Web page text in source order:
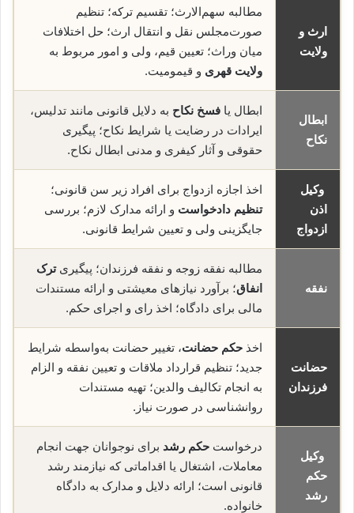
ارث و
ولایت
مطالبه سهم‌الارث؛ تقسیم ترکه؛ تنظیم
صورت‌مجلس نقل و انتقال ارث؛ حل اختلافات
میان وراث؛ تعیین قیم، ولی و امور مربوط به
ولایت قهری و قیمومیت.
ابطال
نکاح
ابطال یا فسخ نکاح به دلایل قانونی مانند تدلیس،
ایرادات در رضایت یا شرایط نکاح؛ پیگیری
حقوقی و آثار کیفری و مدنی ابطال نکاح.
وکیل
اذن
ازدواج
اخذ اجازه ازدواج برای افراد زیر سن قانونی؛
تنظیم دادخواست و ارائه مدارک لازم؛ بررسی
جایگزینی ولی و تعیین شرایط قانونی.
نفقه
مطالبه نفقه زوجه و نفقه فرزندان؛ پیگیریترک
انفاق؛ برآورد نیازهای معیشتی و ارائه مستندات
مالی برای دادگاه؛ اخذ رای و اجرای حکم.
حضانت
فرزندان
اخذ حکم حضانت، تغییر حضانت به‌واسطه شرایط
جدید؛ تنظیم قرارداد ملاقات و تعیین نفقه و الزام
به انجام تکالیف والدین؛ تهیه مستندات
روانشناسی در صورت نیاز.
وکیل
حکم
رشد
درخواست حکم رشد برای نوجوانان جهت انجام
معاملات، اشتغال یا اقداماتی که نیازمند رشد
قانونی است؛ ارائه دلایل و مدارک به دادگاه
خانواده.